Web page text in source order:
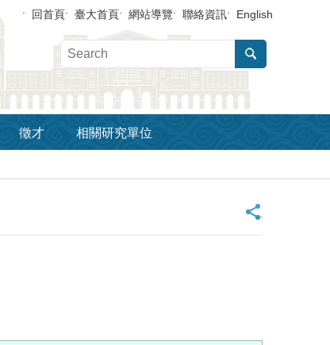
回首頁 臺大首頁 網站導覽 聯絡資訊 English
徵才 相關研究單位
_